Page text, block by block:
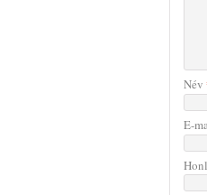
Név
E-